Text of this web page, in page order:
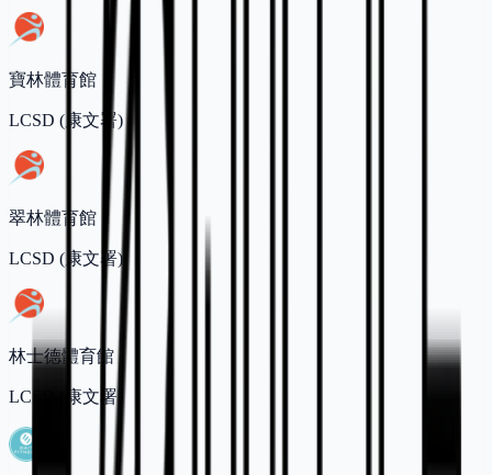
寶林體育館
LCSD (康文署)
翠林體育館
LCSD (康文署)
林士德體育館
LCSD (康文署)